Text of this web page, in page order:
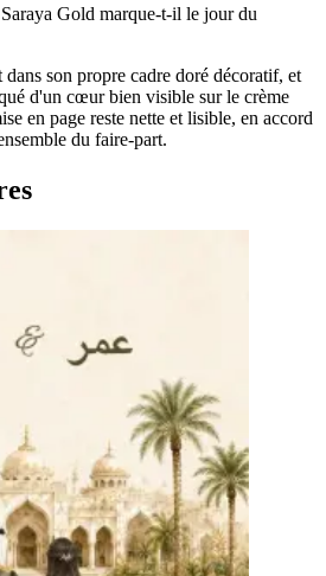
Gold marque-t-il le jour du
son propre cadre doré décoratif, et
d'un cœur bien visible sur le crème
en page reste nette et lisible, en accord
du faire-part.